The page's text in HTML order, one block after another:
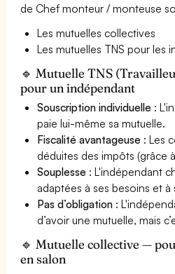
de Chef monteur / monteuse
Les mutuelles collectives
Les mutuelles TNS pour les
🔹 Mutuelle TNS
pour un indépendant
Souscription individuelle :
paie lui-même sa mutuelle.
Fiscalité avantageuse : Les
déduites des impôts (grâce
Souplesse : L'indépendant
adaptées à ses besoins et
Pas d’obligation :
d’avoir une mutuelle, mais
🔹 Mutuelle collective —
en salon